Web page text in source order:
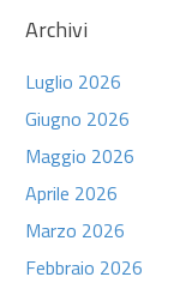
Archivi
Luglio 2026
Giugno 2026
Maggio 2026
Aprile 2026
Marzo 2026
Febbraio 2026